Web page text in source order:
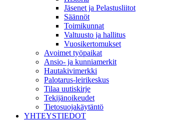
Jäsenet ja Pelastusliitot
Säännöt
Toimikunnat
Valtuusto ja hallitus
Vuosikertomukset
Avoimet työpaikat
Ansio- ja kunniamerkit
Hautakivimerkki
Palotarus-leirikeskus
Tilaa uutiskirje
Tekijänoikeudet
Tietosuojakäytäntö
YHTEYSTIEDOT